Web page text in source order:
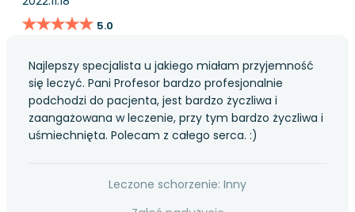
★★★★★
★★★★★ 5.0
Najlepszy specjalista u jakiego miałam przyjemność
się leczyć. Pani Profesor bardzo profesjonalnie
podchodzi do pacjenta, jest bardzo życzliwa i
zaangażowana w leczenie, przy tym bardzo życzliwa i
uśmiechnięta. Polecam z całego serca. :)
Leczone schorzenie: Inny